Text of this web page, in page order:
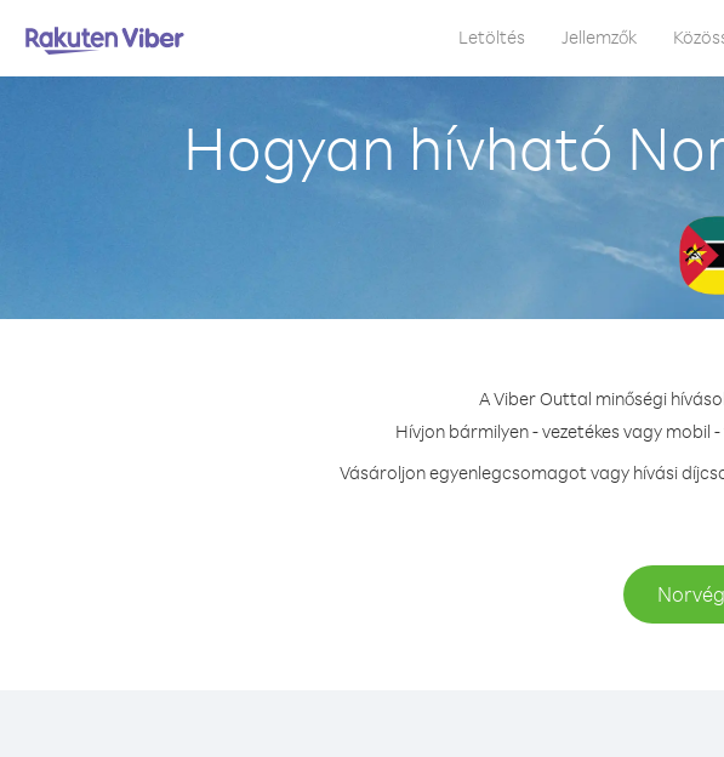
Letöltés Jellemzők
Hogyan hívható
A Viber Outtal minőségi
Hívjon bármilyen - vezetékes vagy
Vásároljon egyenlegcsomagot vagy hívási